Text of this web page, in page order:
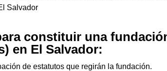
Salvador
constituir una
en El Salvador:
de estatutos que regirán la fundación.